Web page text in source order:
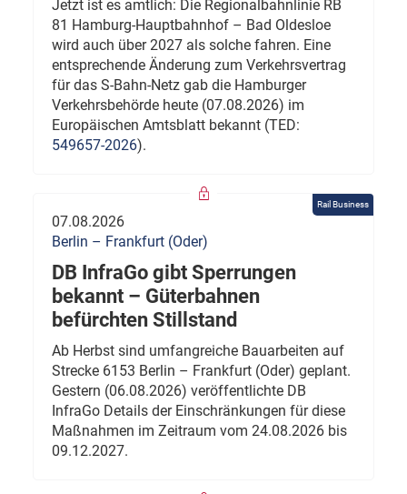
Jetzt ist es amtlich: Die Regionalbahnlinie RB
81 Hamburg-Hauptbahnhof – Bad Oldesloe
wird auch über 2027 als solche fahren. Eine
entsprechende Änderung zum Verkehrsvertrag
für das S-Bahn-Netz gab die Hamburger
Verkehrsbehörde heute (07.08.2026) im
Europäischen Amtsblatt bekannt (TED:
549657-2026).
Rail Business
07.08.2026
Berlin – Frankfurt (Oder)
DB InfraGo gibt Sperrungen
bekannt – Güterbahnen
befürchten Stillstand
Ab Herbst sind umfangreiche Bauarbeiten auf
Strecke 6153 Berlin – Frankfurt (Oder) geplant.
Gestern (06.08.2026) veröffentlichte DB
InfraGo Details der Einschränkungen für diese
Maßnahmen im Zeitraum vom 24.08.2026 bis
09.12.2027.